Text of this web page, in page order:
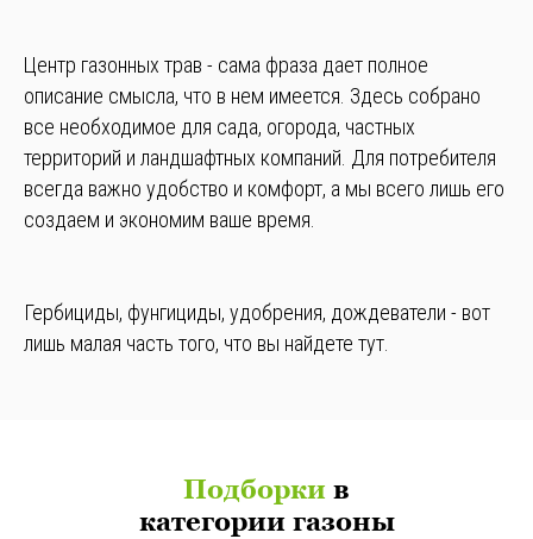
Центр газонных трав - сама фраза дает полное
описание смысла, что в нем имеется. Здесь собрано
все необходимое для сада, огорода, частных
территорий и ландшафтных компаний. Для потребителя
всегда важно удобство и комфорт, а мы всего лишь его
создаем и экономим ваше время.
Гербициды, фунгициды, удобрения, дождеватели - вот
лишь малая часть того, что вы найдете тут.
Подборки в
категории газоны